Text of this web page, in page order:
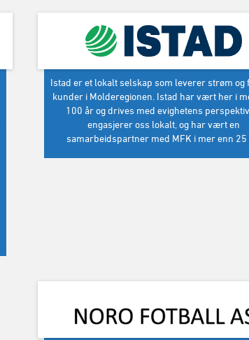
Istad er et lokalt selskap som leverer strøm og
kunder i Molderegionen. Istad har vært her i
100 år og drives med evighetens
engasjerer oss lokalt, og har vært en
samarbeidspartner med MFK i mer enn 25